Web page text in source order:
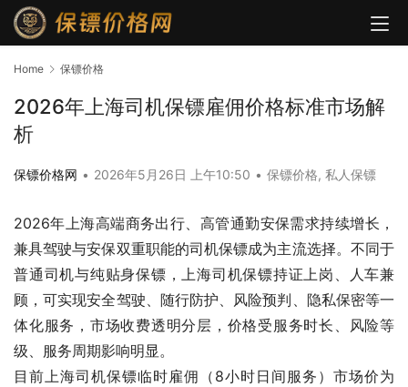
Home 保镖价格
2026年上海司机保镖雇佣价格标准市场解
析
保镖价格网 • 2026年5月26日 上午10:50 • 保镖价格, 私人保镖
2026年上海高端商务出行、高管通勤安保需求持续增长，
兼具驾驶与安保双重职能的司机保镖成为主流选择。不同于
普通司机与纯贴身保镖，上海司机保镖持证上岗、人车兼
顾，可实现安全驾驶、随行防护、风险预判、隐私保密等一
体化服务，市场收费透明分层，价格受服务时长、风险等
级、服务周期影响明显。
目前上海司机保镖临时雇佣（8小时日间服务）市场价为